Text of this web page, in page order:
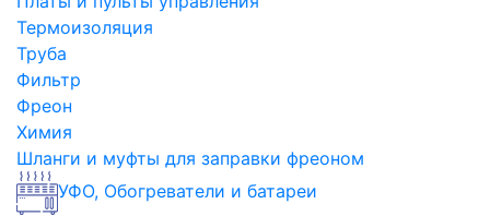
Термоизоляция
Труба
Фильтр
Фреон
Химия
Шланги и муфты для заправки фреоном
УФО, Обогреватели и батареи